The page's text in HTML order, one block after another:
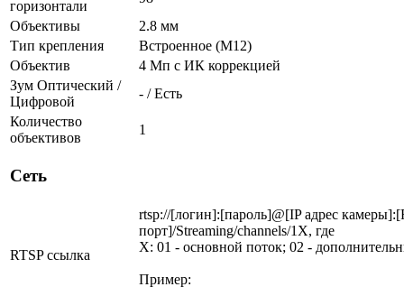
горизонтали
Объективы
2.8 мм
Тип крепления
Встроенное (М12)
Объектив
4 Мп c ИК коррекцией
Зум Оптический /
Цифровой
- / Есть
Количество
объективов
1
Сеть
RTSP ссылка
rtsp://[логин]:[пароль]@[IP адрес
порт]/Streaming/channels/1X, где
X: 01 - основной поток; 02 -
Пример: